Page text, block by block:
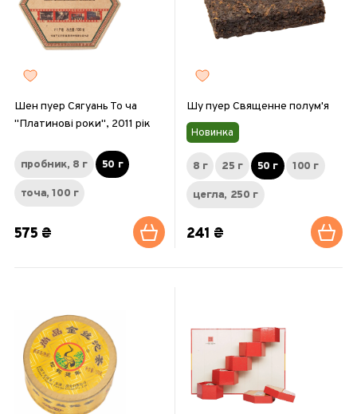
Шен пуер Сягуань То ча
"Платинові роки", 2011 рік
пробник, 8 г 50 г
точа, 100 г
575 ₴
Шу пуер Священне полум'я
Новинка
8 г 25 г 50 г 100 г
цегла, 250 г
241 ₴